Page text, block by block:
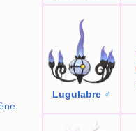
Lugulabre ♂